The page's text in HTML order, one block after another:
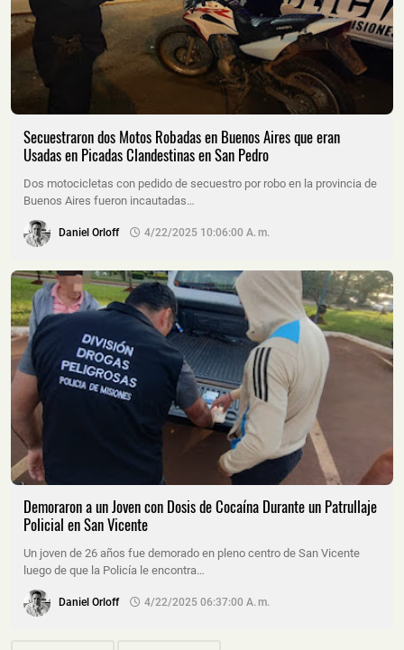
Secuestraron dos Motos Robadas en Buenos Aires que eran
Usadas en Picadas Clandestinas en San Pedro
Dos motocicletas con pedido de secuestro por robo en la provincia de
Buenos Aires fueron incautadas…
Daniel Orloff 4/22/2025 10:06:00 A. M.
Demoraron a un Joven con Dosis de Cocaína Durante un Patrullaje
Policial en San Vicente
Un joven de 26 años fue demorado en pleno centro de San Vicente
luego de que la Policía le encontra…
Daniel Orloff 4/22/2025 06:37:00 A. M.